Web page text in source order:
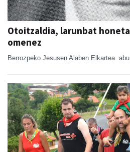
Otoitzaldia, larunbat
omenez
Berrozpeko Jesusen Alaben Elkartea